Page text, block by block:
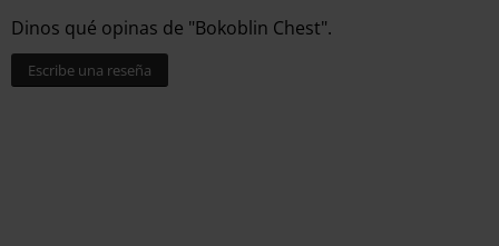
Dinos qué opinas de "Bokoblin Chest".
Escribe una reseña